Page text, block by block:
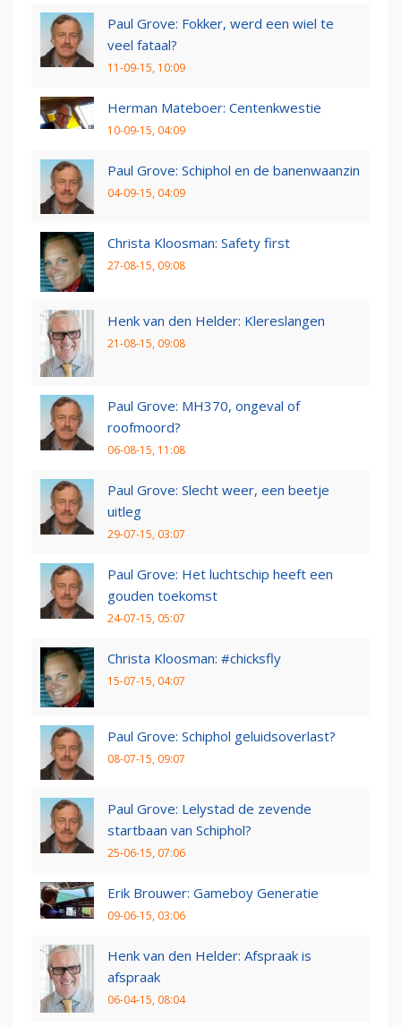
Paul Grove: Fokker, werd een wiel te
veel fataal?
11-09-15, 10:09
Herman Mateboer: Centenkwestie
10-09-15, 04:09
Paul Grove: Schiphol en de banenwaanzin
04-09-15, 04:09
Christa Kloosman: Safety first
27-08-15, 09:08
Henk van den Helder: Klereslangen
21-08-15, 09:08
Paul Grove: MH370, ongeval of
roofmoord?
06-08-15, 11:08
Paul Grove: Slecht weer, een beetje
uitleg
29-07-15, 03:07
Paul Grove: Het luchtschip heeft een
gouden toekomst
24-07-15, 05:07
Christa Kloosman: #chicksfly
15-07-15, 04:07
Paul Grove: Schiphol geluidsoverlast?
08-07-15, 09:07
Paul Grove: Lelystad de zevende
startbaan van Schiphol?
25-06-15, 07:06
Erik Brouwer: Gameboy Generatie
09-06-15, 03:06
Henk van den Helder: Afspraak is
afspraak
06-04-15, 08:04